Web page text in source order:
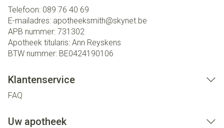
Telefoon: 089 76 40 69
E-mailadres: apotheeksmith@skynet.be
APB nummer: 731302
Apotheek titularis: Ann Reyskens
BTW nummer: BE0424190106
Klantenservice
FAQ
Uw apotheek